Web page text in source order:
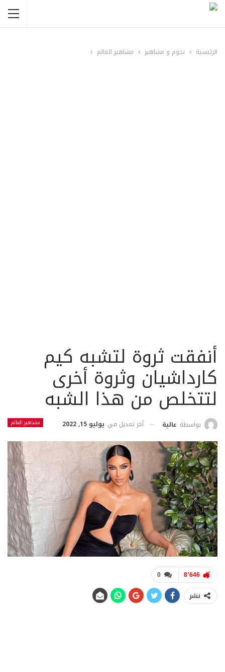
الرئيسية نجوم و مشاهير مشاهير العالم
أنفقت ثروة لتشبه كيم
كارداشيان وثروة أخرى
لتتخلص من هذا الشبه
مشاهير العالم بواسطة عالية أخر تعديل في يوليو 15, 2022
0 8٬646
نشر